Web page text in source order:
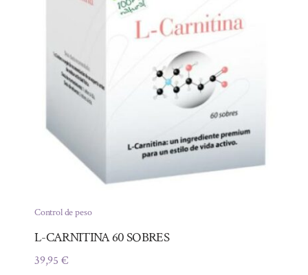
Control de peso
L-CARNITINA 60 SOBRES
39,95 €